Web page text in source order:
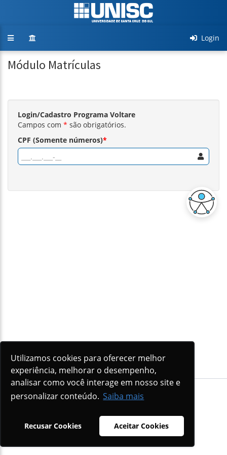
Utilizamos cookies para oferecer melhor
experiência, melhorar o desempenho,
analisar como você interage em nosso site e
personalizar conteúdo. Saiba mais
Recusar Cookies Aceitar Cookies
Toggle
Login
Módulo Matrículas
Login/Cadastro Programa Voltare
Campos com * são obrigatórios.
CPF (Somente números)*
© STI 2026 | Política de Privacidade